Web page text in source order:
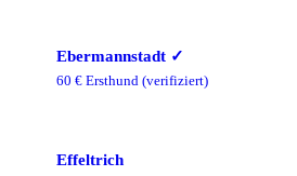
Ebermannstadt ✓
60 € Ersthund (verifiziert)
Effeltrich